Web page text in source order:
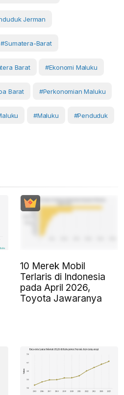
Jerman
#sumatera-Barat
Barat #ekonomi Maluku
Barat #perkonomian Maluku
#Maluku #Penduduk
10 Merek Mobil
Terlaris di Indonesia
pada April 2026,
Toyota Jawaranya